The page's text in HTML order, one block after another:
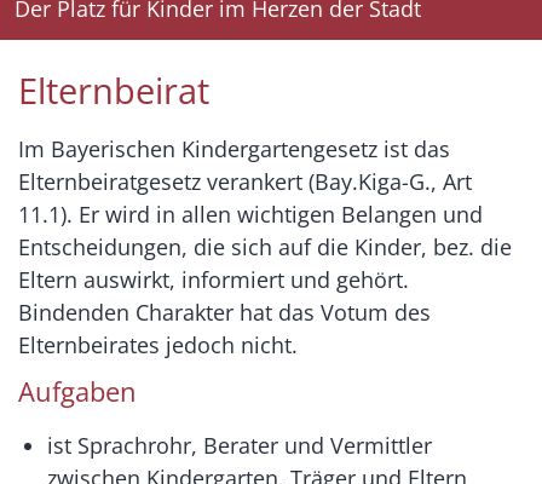
Der Platz für Kinder im Herzen der Stadt
Elternbeirat
Im Bayerischen Kindergartengesetz ist das
Elternbeiratgesetz verankert (Bay.Kiga-G., Art
11.1). Er wird in allen wichtigen Belangen und
Entscheidungen, die sich auf die Kinder, bez. die
Eltern auswirkt, informiert und gehört.
Bindenden Charakter hat das Votum des
Elternbeirates jedoch nicht.
Aufgaben
ist Sprachrohr, Berater und Vermittler
zwischen Kindergarten, Träger und Eltern